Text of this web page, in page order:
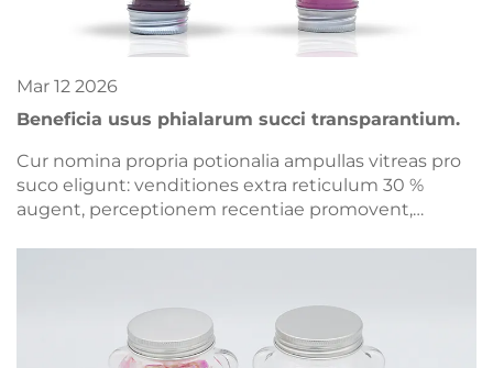
Mar 12 2026
Beneficia usus phialarum succi transparantium.
Cur nomina propria potionalia ampullas vitreas pro
suco eligunt: venditiones extra reticulum 30 %
augent, perceptionem recentiae promovent,